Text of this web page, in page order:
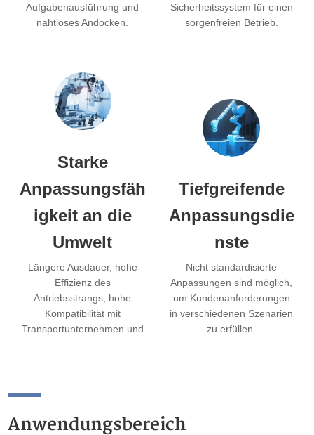
Aufgabenausführung und
nahtloses Andocken.
Sicherheitssystem für einen
sorgenfreien Betrieb.
Starke
Anpassungsfäh
igkeit an die
Umwelt
Längere Ausdauer, hohe
Effizienz des
Antriebsstrangs, hohe
Kompatibilität mit
Transportunternehmen und
Tiefgreifende
Anpassungsdie
nste
Nicht standardisierte
Anpassungen sind möglich,
um Kundenanforderungen
in verschiedenen Szenarien
zu erfüllen.
Anwendungsbereich